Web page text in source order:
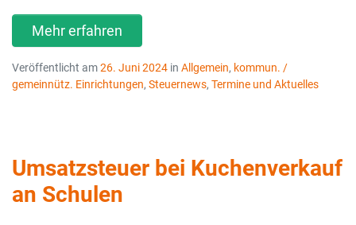
Mehr erfahren
Veröffentlicht am26. Juni 2024 in Allgemein, kommun. /
gemeinnütz. Einrichtungen, Steuernews, Termine und Aktuelles
Umsatzsteuer bei Kuchenverkauf
an Schulen